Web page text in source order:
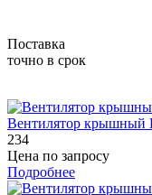
Поставка
точно в срок
Вентилятор
234
Цена по запросу
Подробнее